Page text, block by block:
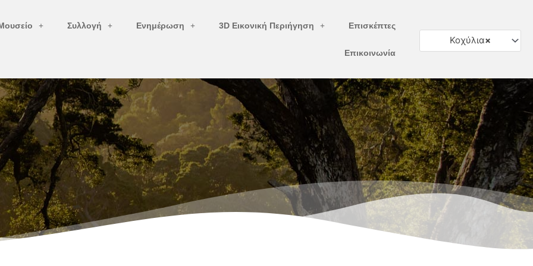
Συλλογή Ενημέρωση 3D Εικονική Περιήγηση Επισκέπτες
Επικοινωνία
×
Κοχύλια